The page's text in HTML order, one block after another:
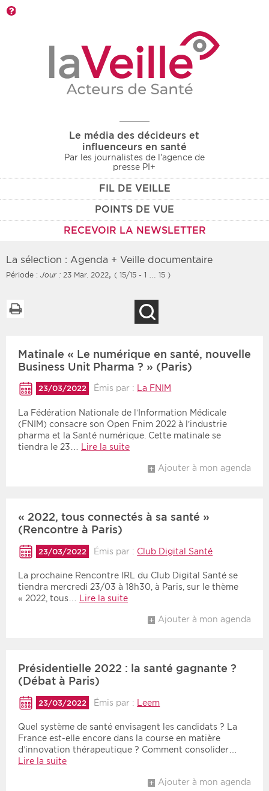
Le média des décideurs et
influenceurs en santé
Par les journalistes de l'agence de
presse PI+
FIL DE VEILLE
POINTS DE VUE
RECEVOIR LA NEWSLETTER
Rendez-vous des 7
prochains jours
Communiqués des 10
derniers jours
Recherche par mots clés
Type d'information
Rendez-vous
Communiqués
Les deux
Médico-social
Zone géographique
Choisir une date de débutChoisir une date de fin
Inversé
La sélection : Agenda + Veille documentaire
Période : Jour : 23 Mar. 2022, ( 15/15 - 1 … 15 )
Matinale « Le numérique en santé, nouvelle
Business Unit Pharma ? » (Paris)
23/03/2022 Émis par : La FNIM
La Fédération Nationale de l’Information Médicale
(FNIM) consacre son Open Fnim 2022 à l’industrie
pharma et la Santé numérique. Cette matinale se
tiendra le 23…
Lire la suite
Ajouter à mon agenda
« 2022, tous connectés à sa santé »
(Rencontre à Paris)
23/03/2022 Émis par : Club Digital Santé
La prochaine Rencontre IRL du Club Digital Santé se
tiendra mercredi 23/03 à 18h30, à Paris, sur le thème
« 2022, tous…
Lire la suite
Ajouter à mon agenda
Présidentielle 2022 : la santé gagnante ?
(Débat à Paris)
23/03/2022 Émis par : Leem
Quel système de santé envisagent les candidats ? La
France est-elle encore dans la course en matière
d’innovation thérapeutique ? Comment consolider…
Lire la suite
Ajouter à mon agenda